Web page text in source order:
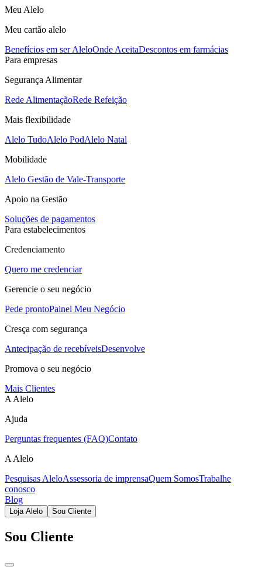
Meu Alelo
Meu cartão alelo
Benefícios em ser AleloOnde AceitaDescontos em farmácias
Para empresas
Segurança Alimentar
Rede AlimentaçãoRede Refeição
Mais flexibilidade
Alelo TudoAlelo PodAlelo Natal
Mobilidade
Alelo Gestão de Vale-Transporte
Apoio na Gestão
Soluções de pagamentos
Para estabelecimentos
Credenciamento
Quero me credenciar
Gerencie o seu negócio
Pede prontoPainel Meu Negócio
Cresça com segurança
Antecipação de recebíveisDesenvolve
Promova o seu negócio
Mais Clientes
A Alelo
Ajuda
Perguntas frequentes (FAQ)Contato
A Alelo
Pesquisas AleloAssessoria de imprensaQuem SomosTrabalhe
conosco
Blog
Loja Alelo Sou Cliente
Sou Cliente